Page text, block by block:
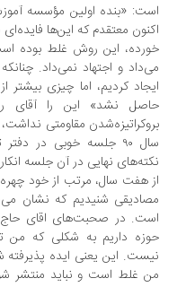
«بنده اولین مؤسسه آموزش
معتقدم که این‌ها فایده‌ای
این روش غلط بوده است و
و اجتهاد نمی‌داد. چنانکه ما
کردیم، اما چیزی بیشتر از
نشد» این را آقای رشاد
مقاومتی نداشت،
سال ۹۰ جلسه‌ خوبی در دفتر
نهایی در آن جلسه انکار
هفت سال، مرتب از خود چهره‌های
شنیدیم که نشان می‌دهد
در صحبت‌های اقای حاج
داریم به شکلی که من توصیف
غلط است و نباید منتشر شود،